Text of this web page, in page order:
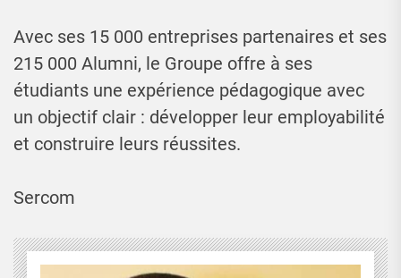
Avec ses 15 000 entreprises partenaires et ses
215 000 Alumni, le Groupe offre à ses
étudiants une expérience pédagogique avec
un objectif clair : développer leur employabilité
et construire leurs réussites.
Sercom